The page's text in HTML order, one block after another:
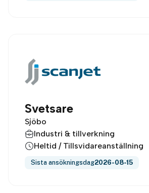
Svetsare
Sjöbo
Industri & tillverkning
Heltid / Tillsvidareanställning
Sista ansökningsdag2026-08-15